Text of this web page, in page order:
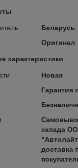
Беларусь
Оригинал
характеристики
Новая
Гарантия
склада
доставка